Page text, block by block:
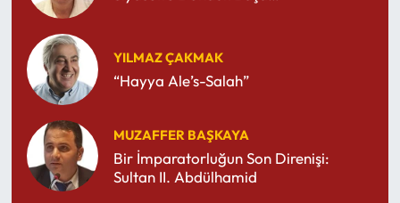
YILMAZ ÇAKMAK
“Hayya Ale’s-Salah”
MUZAFFER BAŞKAYA
Bir İmparatorluğun Son Direnişi:
Sultan II. Abdülhamid